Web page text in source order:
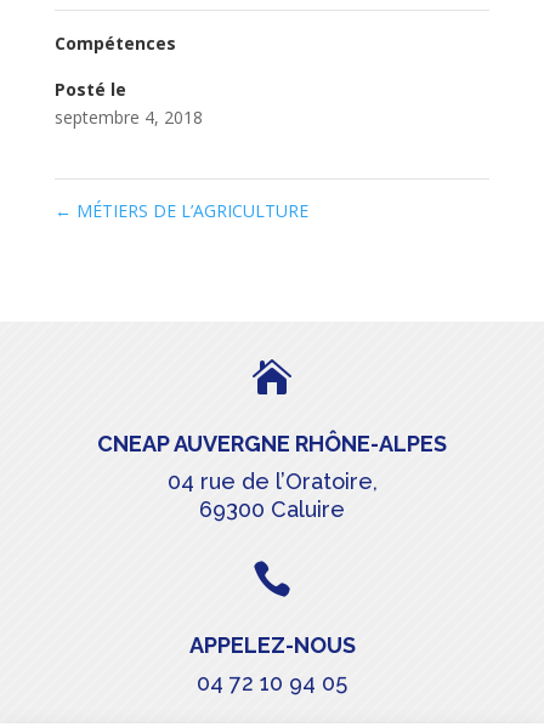
Compétences
Posté le
septembre 4, 2018
← MÉTIERS DE L’AGRICULTURE

CNEAP AUVERGNE RHÔNE-ALPES
04 rue de l’Oratoire,
69300 Caluire

APPELEZ-NOUS
04 72 10 94 05